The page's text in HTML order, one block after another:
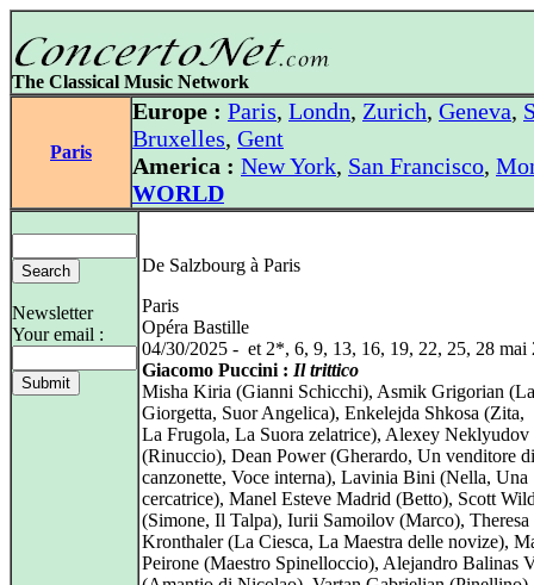
The Classical Music Network
Paris
Europe : Paris, Londn, Zurich, Geneva,
Bruxelles, Gent
America : New York, San Francisco,
WORLD
Newsletter
Your email :
De Salzbourg à Paris
Paris
Opéra Bastille
04/30/2025 - et 2*, 6, 9, 13, 16, 19, 22, 25, 28 mai
Giacomo Puccini : Il trittico
Misha Kiria (Gianni Schicchi), Asmik Grigorian
Giorgetta, Suor Angelica), Enkelejda Shkosa (Zita,
La Frugola, La Suora zelatrice), Alexey Neklyudov
(Rinuccio), Dean Power (Gherardo, Un venditore di
canzonette, Voce interna), Lavinia Bini (Nella, Una
cercatrice), Manel Esteve Madrid (Betto), Scott
(Simone, Il Talpa), Iurii Samoilov (Marco), Theresa
Kronthaler (La Ciesca, La Maestra delle novize),
Peirone (Maestro Spinelloccio), Alejandro Balinas